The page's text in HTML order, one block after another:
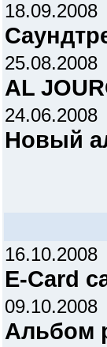
18.09.2008
25.08.2008
AL
24.06.2008
Новый
16.10.2008
E-Card
09.10.2008
Альбом